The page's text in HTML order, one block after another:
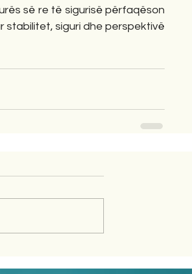
së re të sigurisë përfaqëson
stabilitet, siguri dhe perspektivë